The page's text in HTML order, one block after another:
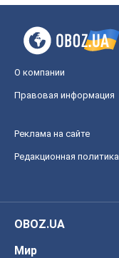
О компании
Правовая информация
Реклама на сайте
Редакционная политика
OBOZ.UA
Мир